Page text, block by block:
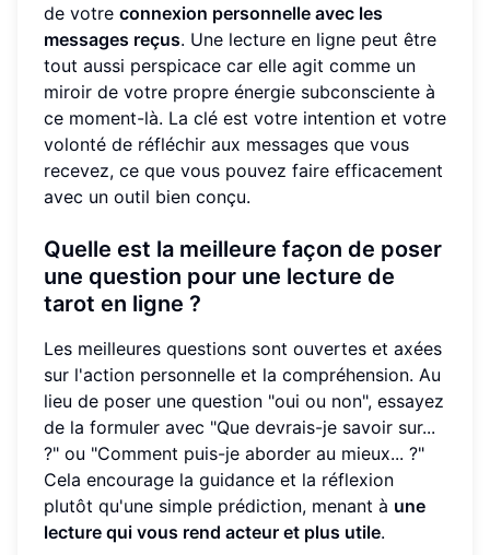
de votre connexion personnelle avec les
messages reçus. Une lecture en ligne peut être
tout aussi perspicace car elle agit comme un
miroir de votre propre énergie subconsciente à
ce moment-là. La clé est votre intention et votre
volonté de réfléchir aux messages que vous
recevez, ce que vous pouvez faire efficacement
avec un outil bien conçu.
Quelle est la meilleure façon de poser
une question pour une lecture de
tarot en ligne ?
Les meilleures questions sont ouvertes et axées
sur l'action personnelle et la compréhension. Au
lieu de poser une question "oui ou non", essayez
de la formuler avec "Que devrais-je savoir sur...
?" ou "Comment puis-je aborder au mieux... ?"
Cela encourage la guidance et la réflexion
plutôt qu'une simple prédiction, menant à une
lecture qui vous rend acteur et plus utile.